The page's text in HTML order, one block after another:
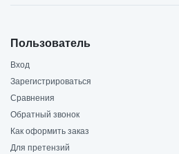
Пользователь
Вход
Зарегистрироваться
Сравнения
Обратный звонок
Как оформить заказ
Для претензий